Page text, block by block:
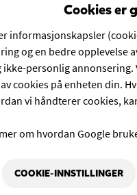
Cookies er
informasjonskapsler
og en bedre opplevelse
ikke-personlig
cookies på enheten din.
vi håndterer cookies,
om hvordan Google
COOKIE-INNSTILLINGER